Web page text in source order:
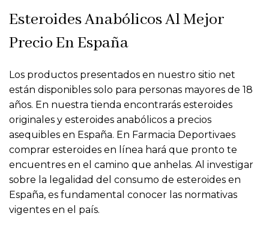
Esteroides Anabólicos Al Mejor
Precio En España
Los productos presentados en nuestro sitio net
están disponibles solo para personas mayores de 18
años. En nuestra tienda encontrarás esteroides
originales y esteroides anabólicos a precios
asequibles en España. En Farmacia Deportivaes
comprar esteroides en línea hará que pronto te
encuentres en el camino que anhelas. Al investigar
sobre la legalidad del consumo de esteroides en
España, es fundamental conocer las normativas
vigentes en el país.